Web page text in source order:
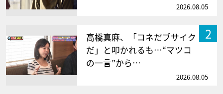
2026.08.05
2
高橋真麻、「コネだブサイク
だ」と叩かれるも…“マツコ
の一言”から…
2026.08.05